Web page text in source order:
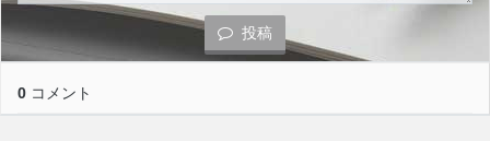
投稿
0 コメント